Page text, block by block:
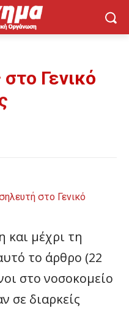
Γενικό
στο Γενικό
και μέχρι τη
το άρθρο (22
στο νοσοκομείο
σε διαρκείς